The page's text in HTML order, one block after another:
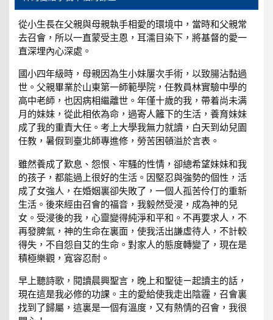
從小生長在父親與母親執手相愛的環境中，當時和父親常
去召會，所以一直蒙受主恩，耳濡目染下，將基督的愛一
直深埋內心深處。
國小四年級時，母親因為生小妹屢次手術，以致腸沾黏過
世。父親畢業於山東第一師範學院，任教員林實驗中學的
高中老師，也因病相繼離世。年僅十歲的我，帶着尚未满
月的妹妹，從此相依為命，過寄人籬下的生活，養育妹妹
成了我的重責大任。考上大學我無力就讀，白天到幼兒園
任教，暑假到臺北師專進修，勞苦困頓溢於言表。
雖然養成了歎息、怨恨、牢騷的性情，卻總希望妹妹和我
的孩子，都能過上很好的生活。因堅忍與強勢的個性，活
成了女強人，在婚姻裏卻失敗了，一個人孤苦伶仃的重新
生活。後來經由召會的福音，我毅然受浸，成為神的兒
女。受浸後的我，心靈變得純淨和平和。不再要求人，不
再發脾氣，神的生命在裏面，使我活出謙虛待人，不計較
得失，不自怨自艾的生命。對家人的態度轉變了，現在是
積極樂觀，寬容忍耐。
早上聽詩歌，閱讀晨興聖言，晚上和聖徒ㄧ起讀主的話，
現在這是我必修的功課。主的愛給使我走出陰霾，召會裏
找到了歸屬，這裏是一個有溫度，又有熱情的召會，我很